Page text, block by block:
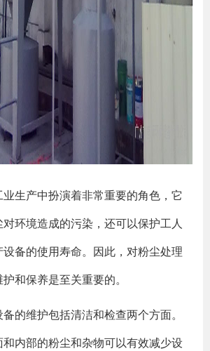
生产中扮演着非常重要的角色，它
环境造成的污染，还可以保护工人
备的使用寿命。因此，对粉尘处理
和保养是至关重要的。
的维护包括清洁和检查两个方面。
内部的粉尘和杂物可以有效减少设